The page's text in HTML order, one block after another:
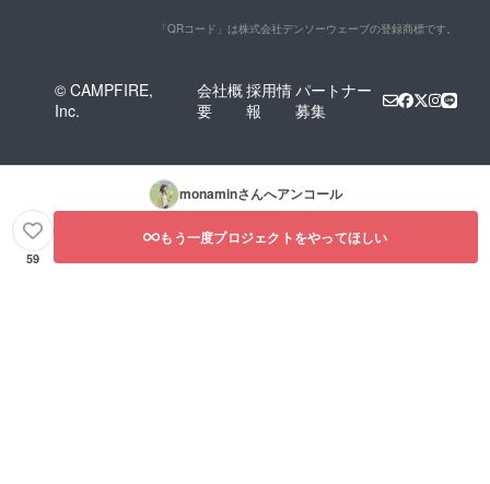
「QRコード」は株式会社デンソーウェーブの登録商標です。
© CAMPFIRE,
Inc.
会社概
要
採用情
報
パートナー
募集
monaminさんへアンコール
59
もう一度プロジェクトをやってほしい